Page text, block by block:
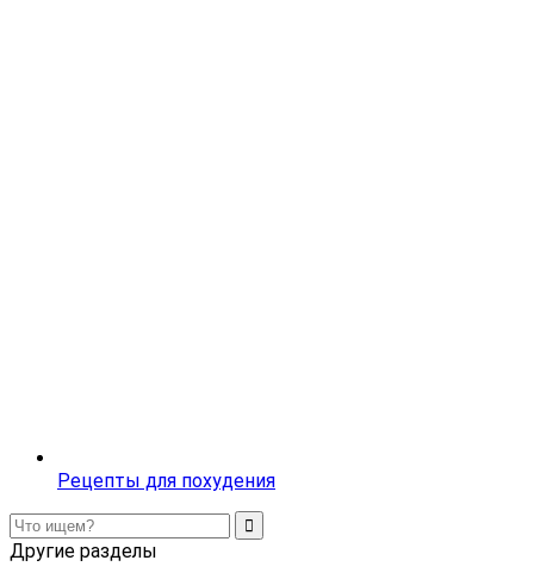
Рецепты для похудения
Другие разделы